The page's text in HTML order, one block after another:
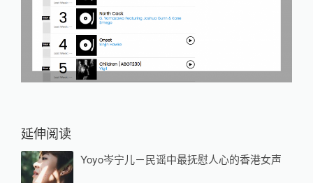
延伸阅读
Yoyo岑宁儿－民谣中最抚慰人心的香港女声